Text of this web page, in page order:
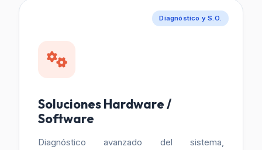
Diagnóstico y S.O.
Soluciones Hardware /
Software
Diagnóstico avanzado del sistema,